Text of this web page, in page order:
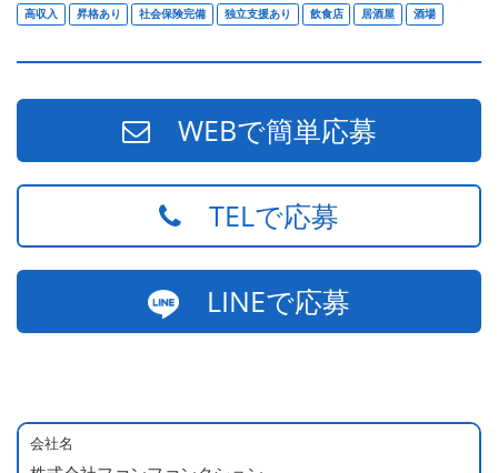
高収入
昇格あり 社会保険完備 独立支援あり 飲食店 居酒屋 酒場
WEBで簡単応募
TELで応募
LINEで応募
会社名